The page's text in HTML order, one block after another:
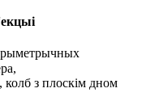
з плоскім дном